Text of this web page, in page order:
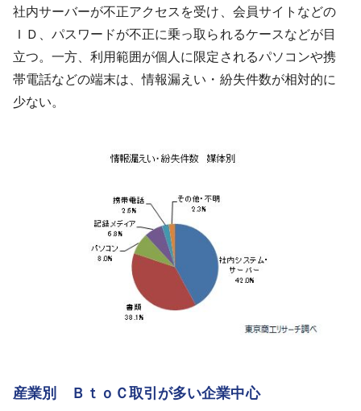
社内サーバーが不正アクセスを受け、会員サイトなどの
ＩＤ、パスワードが不正に乗っ取られるケースなどが目
立つ。一方、利用範囲が個人に限定されるパソコンや携
帯電話などの端末は、情報漏えい・紛失件数が相対的に
少ない。
産業別 ＢｔｏＣ取引が多い企業中心